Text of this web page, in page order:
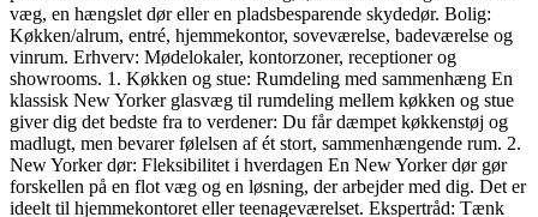
væg, en hængslet dør eller en pladsbesparende skydedør. Bolig:
Køkken/alrum, entré, hjemmekontor, soveværelse, badeværelse og
vinrum. Erhverv: Mødelokaler, kontorzoner, receptioner og
showrooms. 1. Køkken og stue: Rumdeling med sammenhæng En
klassisk New Yorker glasvæg til rumdeling mellem køkken og stue
giver dig det bedste fra to verdener: Du får dæmpet køkkenstøj og
madlugt, men bevarer følelsen af ét stort, sammenhængende rum. 2.
New Yorker dør: Fleksibilitet i hverdagen En New Yorker dør gør
forskellen på en flot væg og en løsning, der arbejder med dig. Det er
ideelt til hjemmekontoret eller teenageværelset. Ekspertråd: Tænk